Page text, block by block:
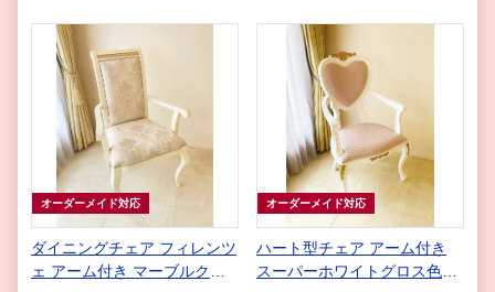
側:リボンとブーケ柄シャイン
グレー 外側:ベルベットサマ
オーダーメイド対応
ダイニングチェア フィレンツ
ェ アーム付き マーブルクリ
オーダーメイド対応
ハート型チェア アーム付き
スーパーホワイトグロス色&